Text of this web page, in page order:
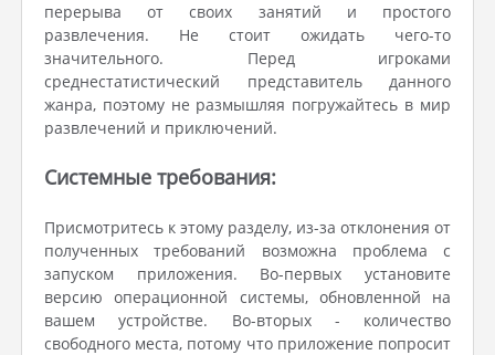
перерыва от своих занятий и простого
развлечения. Не стоит ожидать чего-то
значительного. Перед игроками
среднестатистический представитель данного
жанра, поэтому не размышляя погружайтесь в мир
развлечений и приключений.
Системные требования:
Присмотритесь к этому разделу, из-за отклонения от
полученных требований возможна проблема с
запуском приложения. Во-первых установите
версию операционной системы, обновленной на
вашем устройстве. Во-вторых - количество
свободного места, потому что приложение попросит